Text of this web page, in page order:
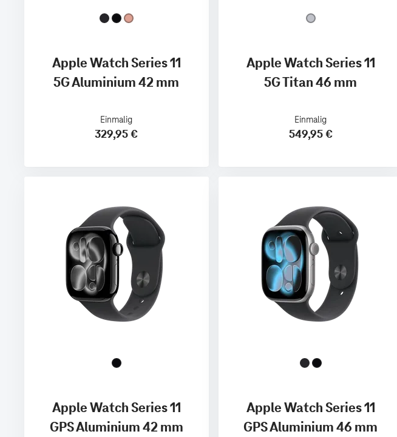
Apple Watch Series 11
5G Aluminium 42 mm
Einmalig
329,95 €
Apple Watch Series 11
5G Titan 46 mm
Einmalig
549,95 €
Apple Watch Series 11
GPS Aluminium 42 mm
Apple Watch Series 11
GPS Aluminium 46 mm